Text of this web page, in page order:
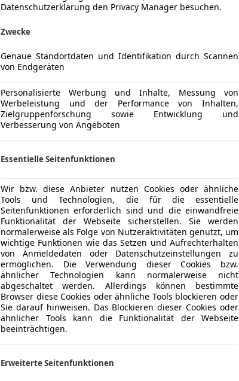
Datenschutzerklärung den Privacy Manager besuchen.
Zwecke
Genaue Standortdaten und Identifikation durch Scannen
von Endgeräten
Personalisierte Werbung und Inhalte, Messung von
Werbeleistung und der Performance von Inhalten,
Zielgruppenforschung sowie Entwicklung und
Verbesserung von Angeboten
Essentielle Seitenfunktionen
Wir bzw. diese Anbieter nutzen Cookies oder ähnliche
Tools und Technologien, die für die essentielle
Seitenfunktionen erforderlich sind und die einwandfreie
Funktionalität der Webseite sicherstellen. Sie werden
normalerweise als Folge von Nutzeraktivitäten genutzt, um
wichtige Funktionen wie das Setzen und Aufrechterhalten
von Anmeldedaten oder Datenschutzeinstellungen zu
ermöglichen. Die Verwendung dieser Cookies bzw.
ähnlicher Technologien kann normalerweise nicht
abgeschaltet werden. Allerdings können bestimmte
Browser diese Cookies oder ähnliche Tools blockieren oder
Sie darauf hinweisen. Das Blockieren dieser Cookies oder
ähnlicher Tools kann die Funktionalität der Webseite
beeinträchtigen.
Erweiterte Seitenfunktionen